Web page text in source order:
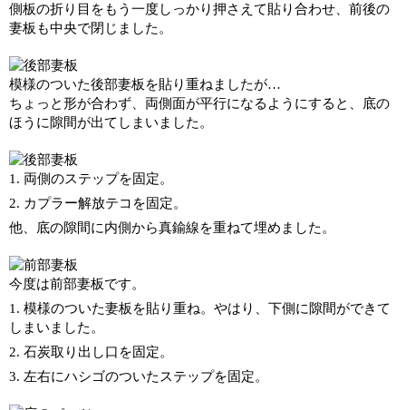
側板の折り目をもう一度しっかり押さえて貼り合わせ、前後の
妻板も中央で閉じました。
模様のついた後部妻板を貼り重ねましたが…
ちょっと形が合わず、両側面が平行になるようにすると、底の
ほうに隙間が出てしまいました。
1. 両側のステップを固定。
2. カプラー解放テコを固定。
他、底の隙間に内側から真鍮線を重ねて埋めました。
今度は前部妻板です。
1. 模様のついた妻板を貼り重ね。やはり、下側に隙間ができて
しまいました。
2. 石炭取り出し口を固定。
3. 左右にハシゴのついたステップを固定。